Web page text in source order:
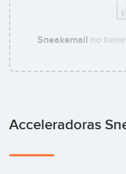
Sneakemail no
Acceleradoras